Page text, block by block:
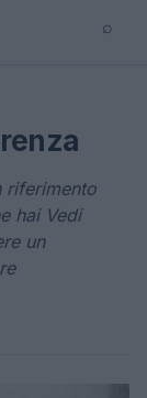
⌕
riferimento
hai Vedi
un